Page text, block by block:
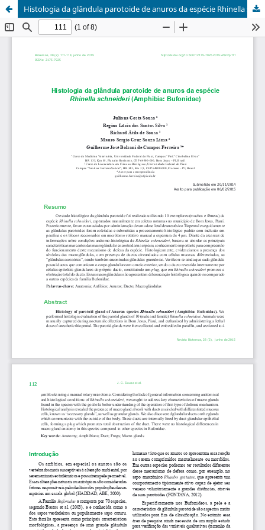
Histologia da glândula parotoide de anuros da espécie Rhinella schneideri (Amphibia: Bufonidae)